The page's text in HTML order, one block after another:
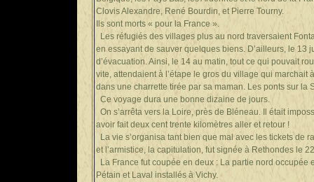
Clovis Alexandre, René Bourdin, et Pierre Tourny.
Ils sont morts « pour la France ».
Les réfugiés des villages plus au nord traversaient
en essayant de sauver quelques biens. D’ailleurs, le 13
d’évacuation. Ainsi, le 14 au matin, tout ce qui pouvait
vite, attendaient à l’étape le gros du village qui
dans une charrette tirée par sa maman. Les ponts sur la
Ce voyage dura une bonne dizaine de jours.
On s’arrêta vers la Loire, près de Bléneau. Il était
avoir fait deux cent trente kilomètres aller et retour !
La vie s’organisa tant bien que mal avec les tickets de
et l’armistice, la capitulation, fut signée à Rethondes le
La France fut coupée en deux : La partie nord
Pétain et Laval installés à Vichy.